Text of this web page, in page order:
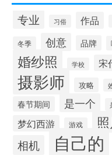
专业 习俗 作品
冬季 创意 品牌
婚纱照 学校 宋
摄影师 攻略
春节期间 是一个
梦幻西游 游戏
相机 自己的